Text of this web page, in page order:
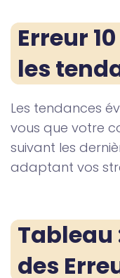
Erreur
les
Les tendances
vous que votre
suivant les
adaptant vos
des